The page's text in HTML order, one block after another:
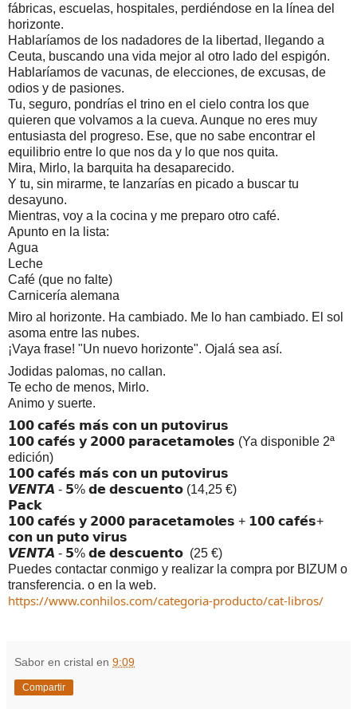
fábricas, escuelas, hospitales, perdiéndose en la línea del
horizonte.
Hablaríamos de los nadadores de la libertad, llegando a
Ceuta, buscando una vida mejor al otro lado del espigón.
Hablaríamos de vacunas, de elecciones, de excusas, de
odios y de pasiones.
Tu, seguro, pondrías el trino en el cielo contra los que
quieren que volvamos a la cueva. Aunque no eres muy
entusiasta del progreso. Ese, que no sabe encontrar el
equilibrio entre lo que nos da y lo que nos quita.
Mira, Mirlo, la barquita ha desaparecido.
Y tu, sin mirarme, te lanzarías en picado a buscar tu
desayuno.
Mientras, voy a la cocina y me preparo otro café.
Apunto en la lista:
Agua
Leche
Café (que no falte)
Carnicería alemana
Miro al horizonte. Ha cambiado. Me lo han cambiado. El sol
asoma entre las nubes.
¡Vaya frase! "Un nuevo horizonte". Ojalá sea así.
Jodidas palomas, no callan.
Te echo de menos, Mirlo.
Animo y suerte.
𝟭𝟬𝟬 𝗰𝗮𝗳𝗲́𝘀 𝗺𝗮́𝘀 𝗰𝗼𝗻 𝘂𝗻 𝗽𝘂𝘁𝗼𝘃𝗶𝗿𝘂𝘀
𝟭𝟬𝟬 𝗰𝗮𝗳𝗲́𝘀 𝘆 𝟮𝟬𝟬𝟬 𝗽𝗮𝗿𝗮𝗰𝗲𝘁𝗮𝗺𝗼𝗹𝗲𝘀 (Ya disponible 2ª
edición)
𝟭𝟬𝟬 𝗰𝗮𝗳𝗲́𝘀 𝗺𝗮́𝘀 𝗰𝗼𝗻 𝘂𝗻 𝗽𝘂𝘁𝗼𝘃𝗶𝗿𝘂𝘀
𝙑𝙀𝙉𝙏𝘼 - 𝟱% 𝗱𝗲 𝗱𝗲𝘀𝗰𝘂𝗲𝗻𝘁𝗼 (14,25 €)
𝗣𝗮𝗰𝗸
𝟭𝟬𝟬 𝗰𝗮𝗳𝗲́𝘀 𝘆 𝟮𝟬𝟬𝟬 𝗽𝗮𝗿𝗮𝗰𝗲𝘁𝗮𝗺𝗼𝗹𝗲𝘀 + 𝟭𝟬𝟬 𝗰𝗮𝗳𝗲́𝘀+
𝗰𝗼𝗻 𝘂𝗻 𝗽𝘂𝘁𝗼 𝘃𝗶𝗿𝘂𝘀
𝙑𝙀𝙉𝙏𝘼 - 𝟱% 𝗱𝗲 𝗱𝗲𝘀𝗰𝘂𝗲𝗻𝘁𝗼  (25 €)
Puedes contactar conmigo y realizar la compra por BIZUM o
transferencia. o en la web.
https://www.conhilos.com/categoria-producto/cat-libros/
Sabor en cristal en 9:09
Compartir